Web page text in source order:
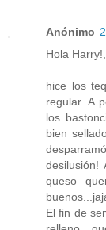
Anónimo
Hola Harry!,
hice los
regular. A
los
bien
queso
El fin de